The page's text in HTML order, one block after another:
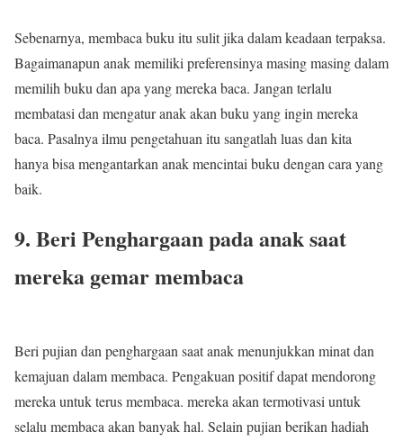
Sebenarnya, membaca buku itu sulit jika dalam keadaan terpaksa.
Bagaimanapun anak memiliki preferensinya masing masing dalam
memilih buku dan apa yang mereka baca. Jangan terlalu
membatasi dan mengatur anak akan buku yang ingin mereka
baca. Pasalnya ilmu pengetahuan itu sangatlah luas dan kita
hanya bisa mengantarkan anak mencintai buku dengan cara yang
baik.
9. Beri Penghargaan pada anak saat
mereka gemar membaca
Beri pujian dan penghargaan saat anak menunjukkan minat dan
kemajuan dalam membaca. Pengakuan positif dapat mendorong
mereka untuk terus membaca. mereka akan termotivasi untuk
selalu membaca akan banyak hal. Selain pujian berikan hadiah